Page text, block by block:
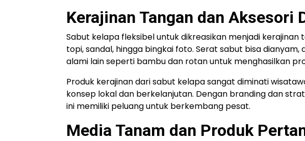
Kerajinan Tangan dan Aksesori
Sabut kelapa fleksibel untuk dikreasikan menjadi kerajinan
topi, sandal, hingga bingkai foto. Serat sabut bisa
alami lain seperti bambu dan rotan untuk menghasilkan
Produk kerajinan dari sabut kelapa sangat diminati
konsep lokal dan berkelanjutan. Dengan branding dan
ini memiliki peluang untuk berkembang pesat.
Media Tanam dan Produk